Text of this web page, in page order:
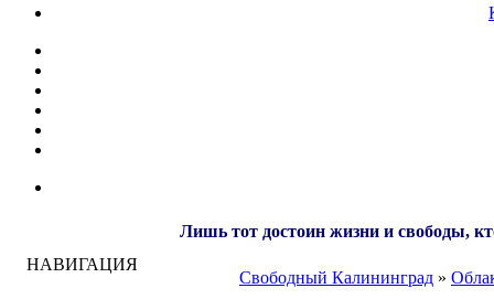
Лишь тот достоин жизни и свободы,
НАВИГАЦИЯ
Свободный Калининград »